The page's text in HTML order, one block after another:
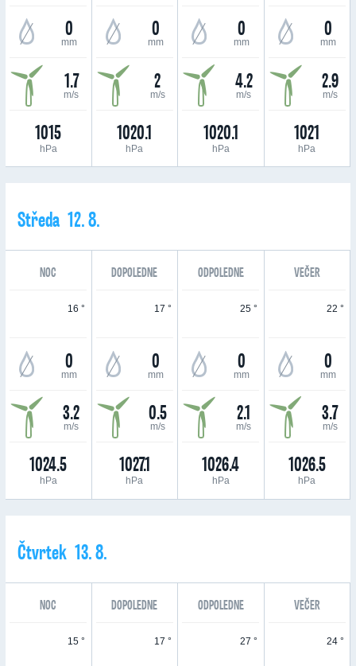
0
mm
1.7
m/s
1015
hPa
0
mm
2
m/s
1020.1
hPa
0
mm
4.2
m/s
1020.1
hPa
0
mm
2.9
m/s
1021
hPa
Středa 12. 8.
NOC DOPOLEDNE ODPOLEDNE VEČER
16 °
0
mm
3.2
m/s
1024.5
hPa
17 °
0
mm
0.5
m/s
1027.1
hPa
25 °
0
mm
2.1
m/s
1026.4
hPa
22 °
0
mm
3.7
m/s
1026.5
hPa
Čtvrtek 13. 8.
NOC DOPOLEDNE ODPOLEDNE VEČER
15 ° 17 ° 27 ° 24 °